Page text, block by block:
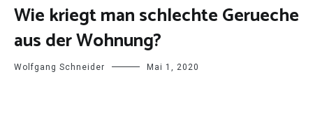
Wie kriegt man schlechte Gerueche
aus der Wohnung?
Wolfgang Schneider Mai 1, 2020